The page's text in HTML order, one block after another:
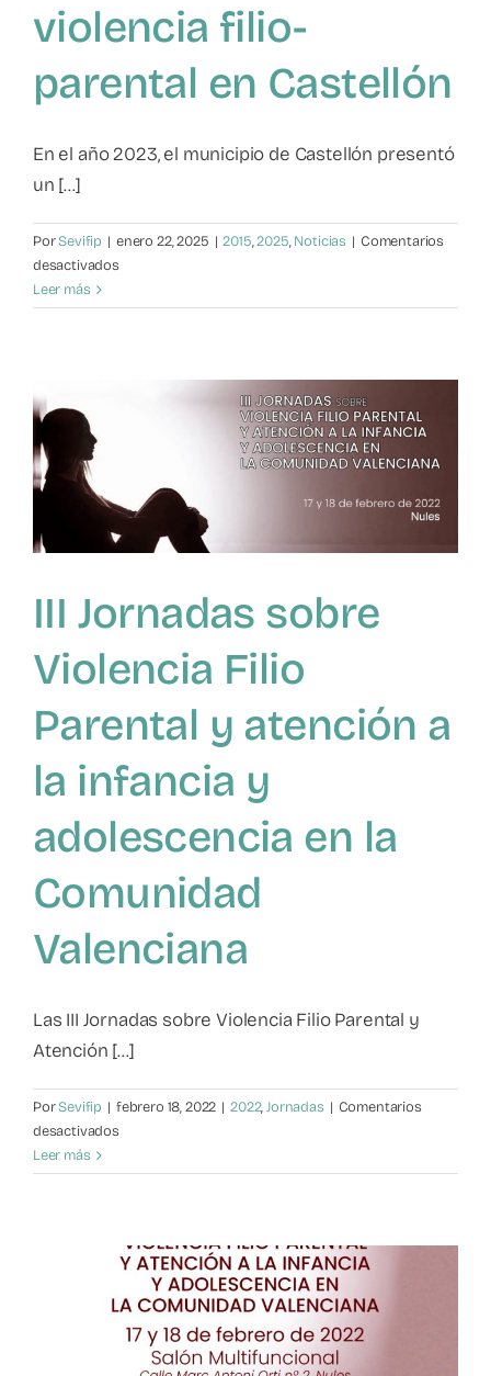
violencia filio-
parental en Castellón
En el año 2023, el municipio de Castellón presentó
un [...]
PorSevifip | enero 22, 2025 | 2015,2025,Noticias | Comentarios
desactivadosen
de
Leer más
III Jornadas sobre
Violencia Filio
Parental y atención a
la infancia y
adolescencia en la
Comunidad
Valenciana
Las III Jornadas sobre Violencia Filio Parental y
Atención [...]
PorSevifip | febrero 18, 2022 | 2022,Jornadas | Comentarios
desactivadosen
Jornadas
Filio
Parental
y
atención
Leer más